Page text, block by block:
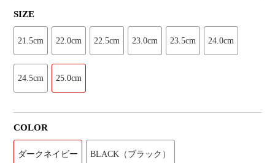
SIZE
21.5cm 22.0cm 22.5cm 23.0cm 23.5cm 24.0cm
24.5cm 25.0cm
COLOR
ダークネイビー BLACK（ブラック）